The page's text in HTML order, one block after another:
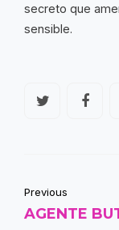
secreto que
sensible.
Previous
AGENTE